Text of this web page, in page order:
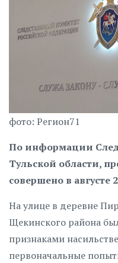
фото: Регион71
По информации
Тульской области,
совершено в августе
На улице в деревне
Щекинского района
признаками
первоначальные